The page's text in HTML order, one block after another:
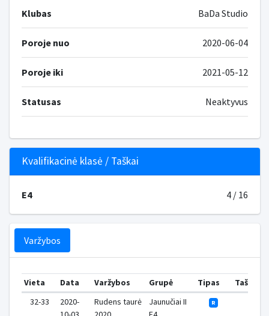
Klubas BaDa Studio
Poroje nuo 2020-06-04
Poroje iki 2021-05-12
Statusas Neaktyvus
Kvalifikacinė klasė / Taškai
E4 4 / 16
Varžybos
Vieta Data Varžybos Grupė Tipas
Taškai
32-33
2020-
Rudens taurė
Jaunučiai II
R